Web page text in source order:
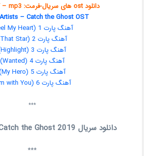
دانلود ost های سریال-فرمت: mp3 – کیفیت: 320k
– Catch the Ghost OST
آهنگ پارت 1 (Feel My Heart)
آهنگ پارت 2 (That Star)
آهنگ پارت 3 (Highlight)
آهنگ پارت 4 (Wanted)
آهنگ پارت 5 (My Hero)
آهنگ پارت 6 (I’m with You)
***
دانلود سریال Catch the Ghost 2019 با لینک مستقیم
***